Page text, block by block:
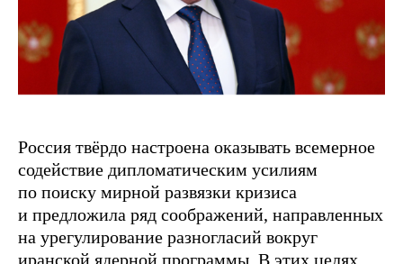
Россия твёрдо настроена оказывать всемерное
содействие дипломатическим усилиям
по поиску мирной развязки кризиса
и предложила ряд соображений, направленных
на урегулирование разногласий вокруг
иранской ядерной программы. В этих целях